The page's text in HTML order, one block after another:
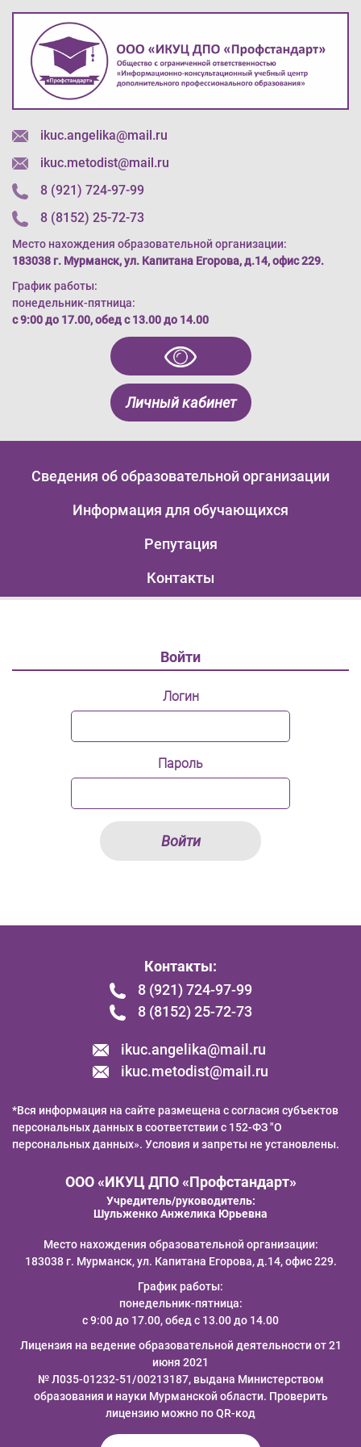
ikuc.angelika@mail.ru
ikuc.metodist@mail.ru
8 (921) 724-97-99
8 (8152) 25-72-73
Место нахождения образовательной организации:
183038 г. Мурманск, ул. Капитана Егорова, д.14, офис 229.
График работы:
понедельник-пятница:
с 9:00 до 17.00, обед с 13.00 до 14.00
Личный кабинет
Сведения об образовательной организации
Информация для обучающихся
Репутация
Контакты
Войти
Логин
Пароль
Войти
Контакты:
8 (921) 724-97-99
8 (8152) 25-72-73
ikuc.angelika@mail.ru
ikuc.metodist@mail.ru
*Вся информация на сайте размещена с согласия субъектов
персональных данных в соответствии с 152-ФЗ "О
персональных данных». Условия и запреты не установлены.
ООО «ИКУЦ ДПО «Профстандарт»
Учредитель/руководитель:
Шульженко Анжелика Юрьевна
Место нахождения образовательной организации:
183038 г. Мурманск, ул. Капитана Егорова, д.14, офис 229.
График работы:
понедельник-пятница:
с 9:00 до 17.00, обед с 13.00 до 14.00
Лицензия на ведение образовательной деятельности от 21
июня 2021
№ Л035-01232-51/00213187, выдана Министерством
образования и науки Мурманской области. Проверить
лицензию можно по QR-код